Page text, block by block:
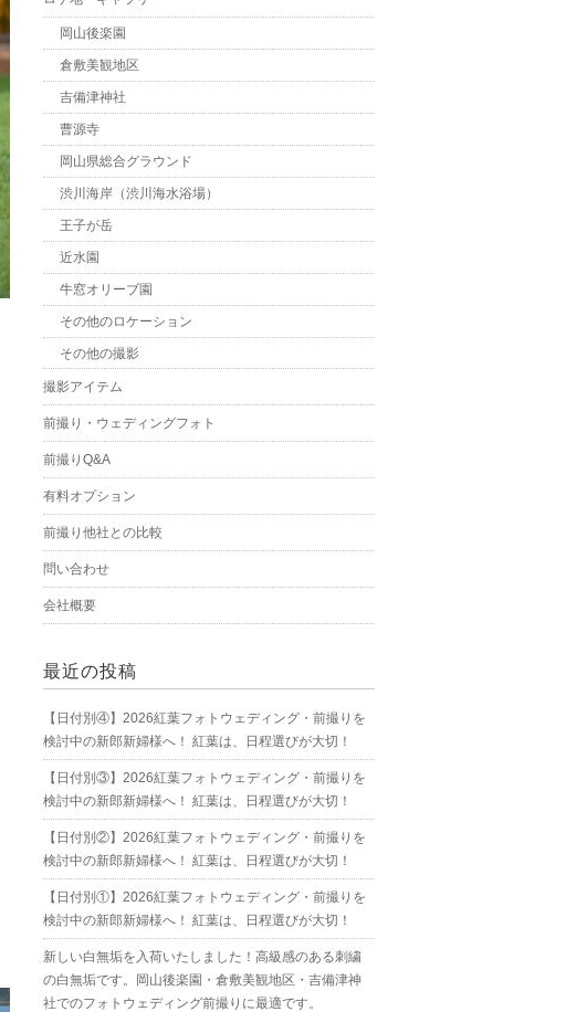
岡山後楽園
倉敷美観地区
吉備津神社
曹源寺
岡山県総合グラウンド
渋川海岸（渋川海水浴場）
王子が岳
近水園
牛窓オリーブ園
その他のロケーション
その他の撮影
撮影アイテム
前撮り・ウェディングフォト
前撮りQ&A
有料オプション
前撮り他社との比較
問い合わせ
会社概要
最近の投稿
【日付別④】2026紅葉フォトウェディング・前撮りを
検討中の新郎新婦様へ！ 紅葉は、日程選びが大切！
【日付別③】2026紅葉フォトウェディング・前撮りを
検討中の新郎新婦様へ！ 紅葉は、日程選びが大切！
【日付別②】2026紅葉フォトウェディング・前撮りを
検討中の新郎新婦様へ！ 紅葉は、日程選びが大切！
【日付別①】2026紅葉フォトウェディング・前撮りを
検討中の新郎新婦様へ！ 紅葉は、日程選びが大切！
新しい白無垢を入荷いたしました！高級感のある刺繍
の白無垢です。岡山後楽園・倉敷美観地区・吉備津神
社でのフォトウェディング前撮りに最適です。